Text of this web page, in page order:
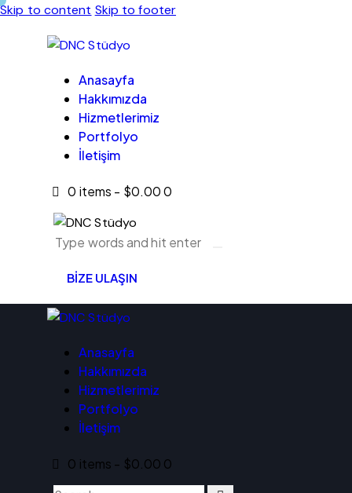
Skip to content Skip to footer
Anasayfa
Hakkımızda
Hizmetlerimiz
Portfolyo
İletişim
0 items - $0.000
BİZE ULAŞIN
Anasayfa
Hakkımızda
Hizmetlerimiz
Portfolyo
İletişim
0 items - $0.00 0
Firma Adı
Online
Hello! 👋
How can Asistan help you?
You usually get a response instantly
Talk instantly, get instant answers